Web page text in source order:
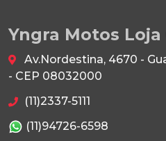
Yngra Motos Loja
Av.Nordestina, 4670 -
- CEP 08032000
(11)2337-5111
(11)94726-6598